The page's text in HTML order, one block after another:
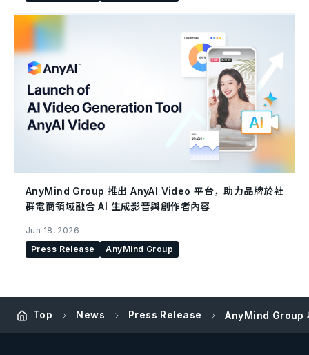
AnyMind Group 推出 AnyAI Video 平台，助力品牌於社
群電商領域融合 AI 生成影音與創作者內容
Jun 18, 2026
Press Release
AnyMind Group
Top News Press Release AnyMind Group